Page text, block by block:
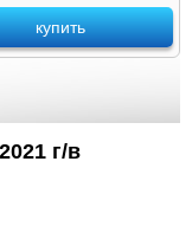
купить
г/в